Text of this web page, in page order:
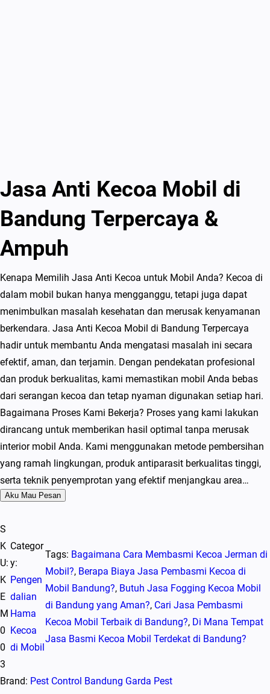
Jasa Anti Kecoa Mobil di
Bandung Terpercaya &
Ampuh
Kenapa Memilih Jasa Anti Kecoa untuk Mobil Anda? Kecoa di
dalam mobil bukan hanya mengganggu, tetapi juga dapat
menimbulkan masalah kesehatan dan merusak kenyamanan
berkendara. Jasa Anti Kecoa Mobil di Bandung Terpercaya
hadir untuk membantu Anda mengatasi masalah ini secara
efektif, aman, dan terjamin. Dengan pendekatan profesional
dan produk berkualitas, kami memastikan mobil Anda bebas
dari serangan kecoa dan tetap nyaman digunakan setiap hari.
Bagaimana Proses Kami Bekerja? Proses yang kami lakukan
dirancang untuk memberikan hasil optimal tanpa merusak
interior mobil Anda. Kami menggunakan metode pembersihan
yang ramah lingkungan, produk antiparasit berkualitas tinggi,
serta teknik penyemprotan yang efektif menjangkau area…
Aku Mau Pesan
S
K
U:
K
E
M
0
0
3
Categor
y:
Pengen
dalian
Hama
Kecoa
di Mobil
Tags: Bagaimana Cara Membasmi Kecoa Jerman di
Mobil?, Berapa Biaya Jasa Pembasmi Kecoa di
Mobil Bandung?, Butuh Jasa Fogging Kecoa Mobil
di Bandung yang Aman?, Cari Jasa Pembasmi
Kecoa Mobil Terbaik di Bandung?, Di Mana Tempat
Jasa Basmi Kecoa Mobil Terdekat di Bandung?
Brand: Pest Control Bandung Garda Pest